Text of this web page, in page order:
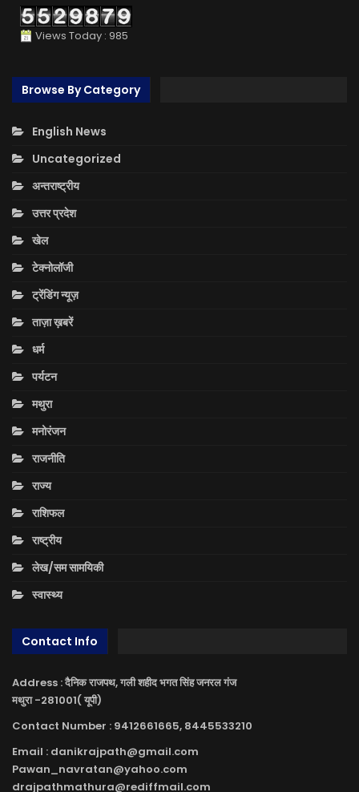
Views Today : 985
Browse By Category
English News
Uncategorized
अन्तराष्ट्रीय
उत्तर प्रदेश
खेल
टेक्नोलॉजी
ट्रेंडिंग न्यूज़
ताज़ा ख़बरें
धर्म
पर्यटन
मथुरा
मनोरंजन
राजनीति
राज्य
राशिफल
राष्ट्रीय
लेख/सम सामयिकी
स्वास्थ्य
Contact Info
Address : दैनिक राजपथ, गली शहीद भगत सिंह जनरल गंज
मथुरा -281001( यूपी)
Contact Number : 9412661665, 8445533210
Email : danikrajpath@gmail.com
Pawan_navratan@yahoo.com
drajpathmathura@rediffmail.com